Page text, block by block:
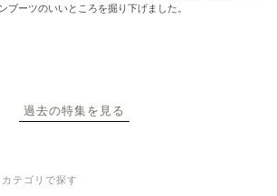
ンブーツのいいところを掘り下げました。
過去の特集を見る
カテゴリで探す